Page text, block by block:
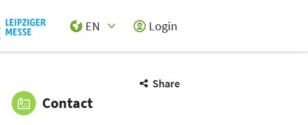
EN
Login
Share
Contact